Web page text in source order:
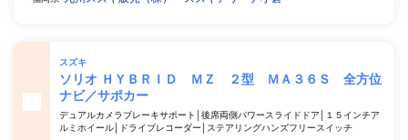
スズキ
ソリオ ＨＹＢＲＩＤ ＭＺ ２型 ＭＡ３６Ｓ 全方位
ナビ／サポカー
デュアルカメラブレーキサポート│後席両側パワースライドドア│１５インチア
ルミホイール│ドライブレコーダー│ステアリングハンズフリースイッチ